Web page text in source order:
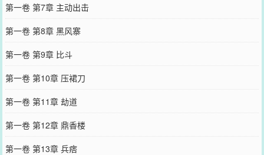
第一卷 第7章 主动出击
第一卷 第8章 黑风寨
第一卷 第9章 比斗
第一卷 第10章 压裙刀
第一卷 第11章 劫道
第一卷 第12章 鼎香楼
第一卷 第13章 兵痞